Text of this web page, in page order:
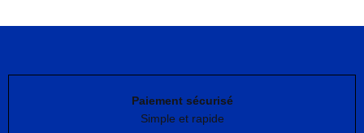
Paiement sécurisé
Simple et rapide